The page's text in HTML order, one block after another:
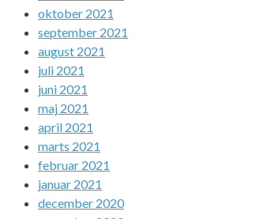
oktober 2021
september 2021
august 2021
juli 2021
juni 2021
maj 2021
april 2021
marts 2021
februar 2021
januar 2021
december 2020